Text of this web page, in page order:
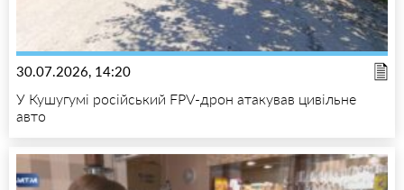
30.07.2026, 14:20
У Кушугумі російський FPV-дрон атакував цивільне
авто